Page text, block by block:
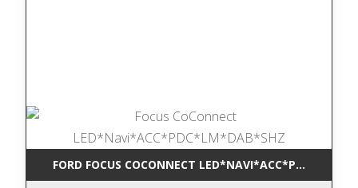
FORD FOCUS COCONNECT